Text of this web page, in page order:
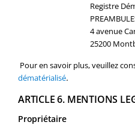
Registre
4 avenue
25200
Pour en savoir plus, veuillez
dématérialisé.
ARTICLE 6. MENTIONS
Propriétaire